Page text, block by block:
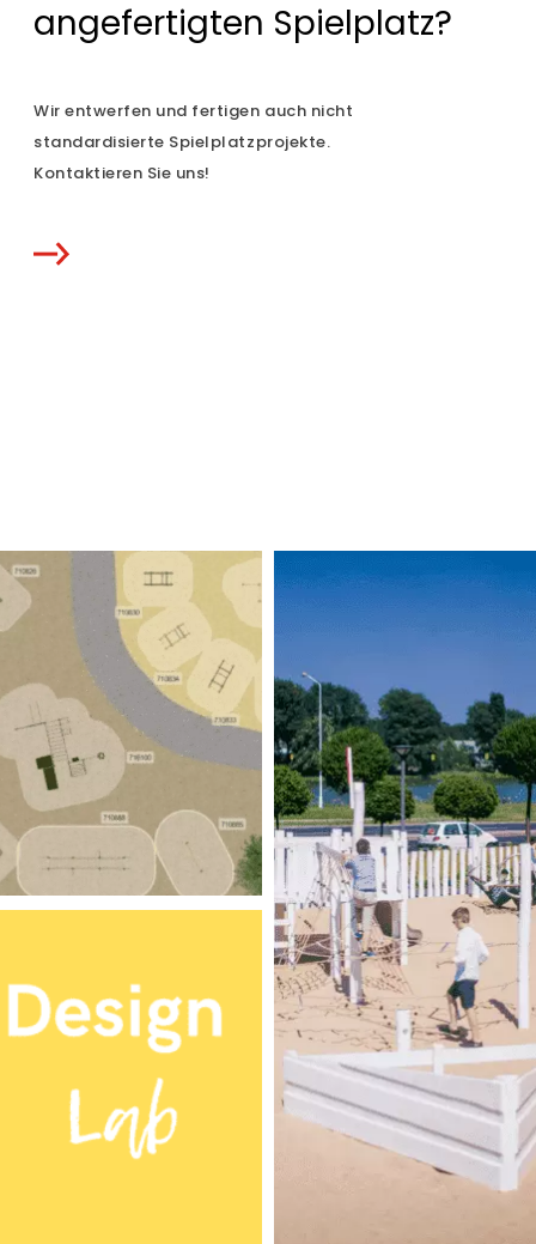
angefertigten Spielplatz?
Wir entwerfen und fertigen auch nicht
standardisierte Spielplatzprojekte.
Kontaktieren Sie uns!